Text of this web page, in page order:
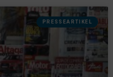
PRESSEARTIKEL